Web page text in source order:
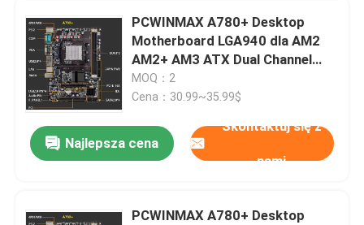
PCWINMAX A780+ Desktop
Motherboard LGA940 dla AM2
AM2+ AM3 ATX Dual Channel
DDR3 Komputer Motherboard
MOQ：2
Cena：30.99~35.99$
Najlepsza cena
Skontaktuj się z
nami
PCWINMAX A780+ Desktop